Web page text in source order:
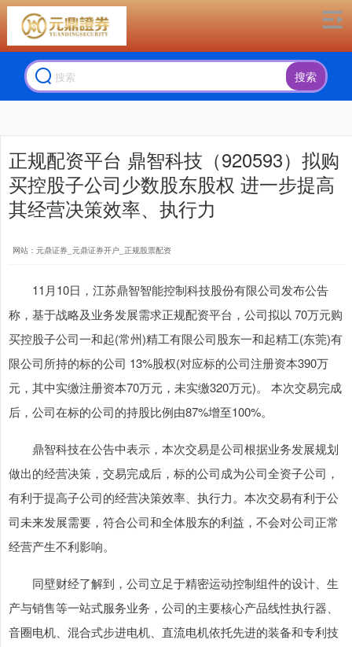
搜索
正规配资平台 鼎智科技（920593）拟购
买控股子公司少数股东股权 进一步提高
其经营决策效率、执行力
网站：元鼎证券_元鼎证券开户_正规股票配资
11月10日，江苏鼎智智能控制科技股份有限公司发布公告
称，基于战略及业务发展需求正规配资平台，公司拟以 70万元购
买控股子公司一和起(常州)精工有限公司股东一和起精工(东莞)有
限公司所持的标的公司 13%股权(对应标的公司注册资本390万
元，其中实缴注册资本70万元，未实缴320万元)。 本次交易完成
后，公司在标的公司的持股比例由87%增至100%。
鼎智科技在公告中表示，本次交易是公司根据业务发展规划
做出的经营决策，交易完成后，标的公司成为公司全资子公司，
有利于提高子公司的经营决策效率、执行力。本次交易有利于公
司未来发展需要，符合公司和全体股东的利益，不会对公司正常
经营产生不利影响。
同壁财经了解到，公司立足于精密运动控制组件的设计、生
产与销售等一站式服务业务，公司的主要核心产品线性执行器、
音圈电机、混合式步进电机、直流电机依托先进的装备和专利技